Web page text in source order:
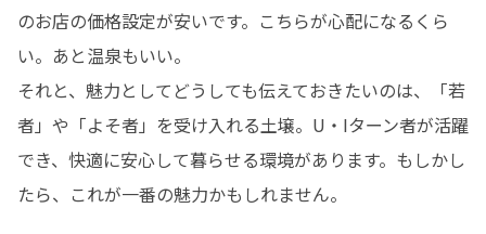
のお店の価格設定が安いです。こちらが心配になるくら
い。あと温泉もいい。
それと、魅力としてどうしても伝えておきたいのは、「若
者」や「よそ者」を受け入れる土壌。U・Iターン者が活躍
でき、快適に安心して暮らせる環境があります。もしかし
たら、これが一番の魅力かもしれません。